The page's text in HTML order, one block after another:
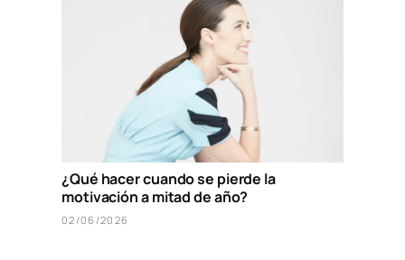
¿Qué hacer cuando se pierde la
motivación a mitad de año?
02/06/2026